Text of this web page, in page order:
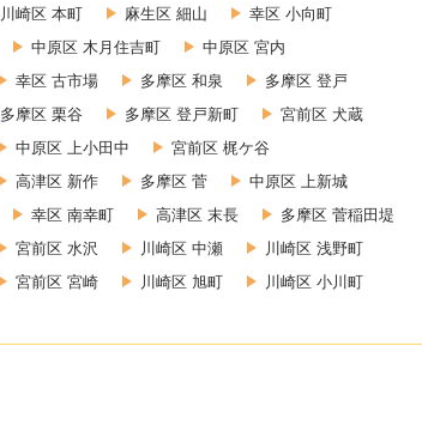
川崎区 本町 麻生区 細山
幸区 小向町
中原区 木月住吉町
中原区 宮内
幸区 古市場 多摩区 和泉
多摩区 登戸
多摩区 栗谷 多摩区 登戸新町
宮前区 犬蔵
中原区 上小田中
宮前区 梶ケ谷
高津区 新作 多摩区 菅
中原区 上新城
幸区 南幸町 高津区 末長
多摩区 菅稲田堤
宮前区 水沢 川崎区 中瀬
川崎区 浅野町
宮前区 宮崎 川崎区 旭町
川崎区 小川町